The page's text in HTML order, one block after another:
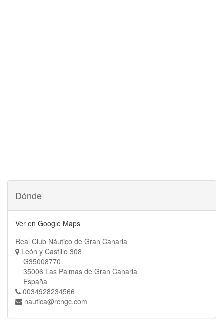
Dónde
Ver en Google Maps
Real Club Náutico de Gran Canaria
León y Castillo 308
G35008770
35006 Las Palmas de Gran Canaria
España
0034928234566
nautica@rcngc.com